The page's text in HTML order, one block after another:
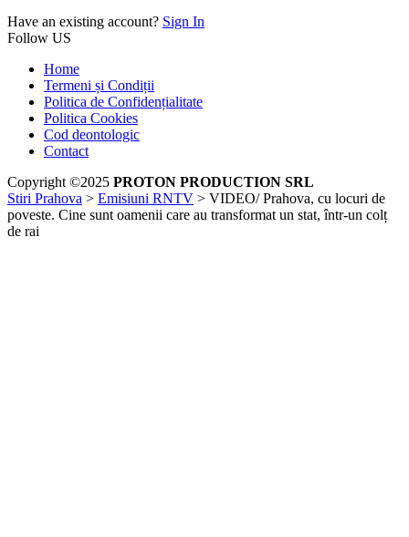
Have an existing account? Sign In
Follow US
Home
Termeni și Condiții
Politica de Confidențialitate
Politica Cookies
Cod deontologic
Contact
Copyright ©2025 PROTON PRODUCTION SRL
Stiri Prahova > Emisiuni RNTV > VIDEO/ Prahova, cu locuri de
poveste. Cine sunt oamenii care au transformat un stat, într-un colț
de rai